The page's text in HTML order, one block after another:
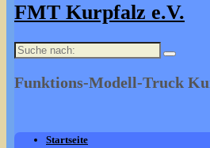
FMT Kurpfalz e.V.
Suche
Funktions-Modell-Truck
Startseite